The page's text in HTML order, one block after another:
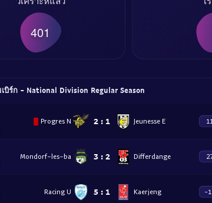
401
เบิร์ก - National Division Regular Season
Progres N 2 : 1 Jeunesse E
Mondorf-les-ba 3 : 2 Differdange
Racing U 5 : 1 Kaerjeng -